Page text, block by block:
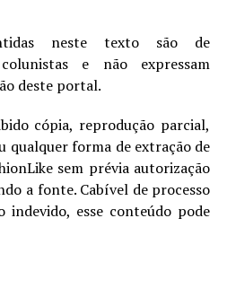
neste texto são de
e não expressam
deste portal.
cópia, reprodução parcial,
qualquer forma de extração de
sem prévia autorização
a fonte. Cabível de processo
esse conteúdo pode